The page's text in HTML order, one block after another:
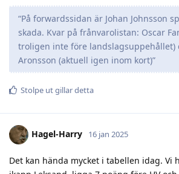
“På forwardssidan är Johan Johnsson
skada. Kvar på frånvarolistan: Oscar
troligen inte före landslagsuppehållet)
Aronsson (aktuell igen inom kort)”
Stolpe utgillar detta
Hagel-Harry 16 jan 2025
Det kan hända mycket i tabellen idag. Vi